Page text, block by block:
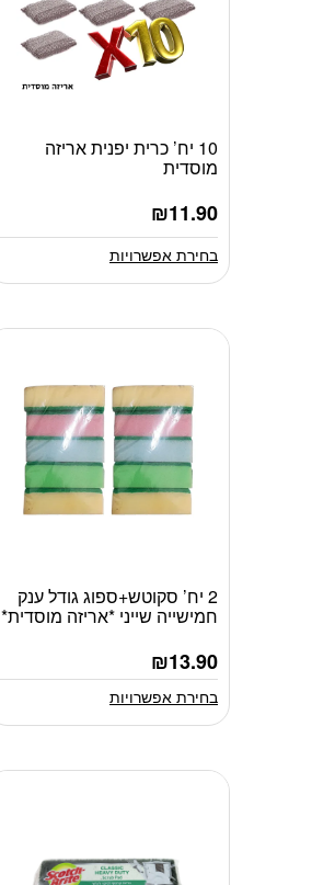
10 יח’ כרית יפנית אריזה
מוסדית
₪11.90
למוצר
זה
מספר
סוגים.
ניתן
לבחור
האפשרויות
בחירת אפשרויות
2 יח’ סקוטש+ספוג גודל ענק
חמישייה שייני *אריזה מוסדית*
₪13.90
למוצר
זה
מספר
ניתן
האפשרויות
בחירת אפשרויות